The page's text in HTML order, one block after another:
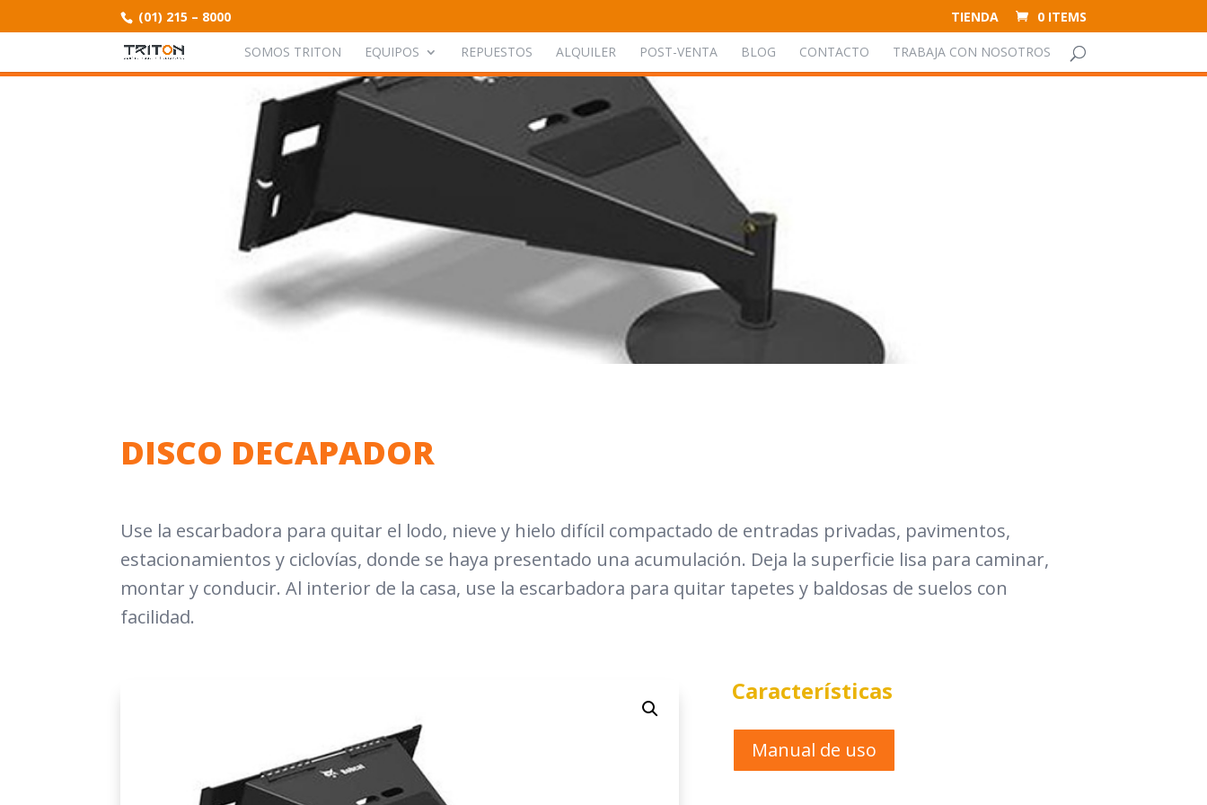
(01) 215 – 8000 TIENDA 0 ITEMS
SOMOS TRITON EQUIPOS REPUESTOS ALQUILER POST-VENTA BLOG CONTACTO TRABAJA CON NOSOTROS
DISCO DECAPADOR
Use la escarbadora para quitar el lodo, nieve y hielo difícil compactado de entradas privadas, pavimentos,
estacionamientos y ciclovías, donde se haya presentado una acumulación. Deja la superficie lisa para caminar,
montar y conducir. Al interior de la casa, use la escarbadora para quitar tapetes y baldosas de suelos con
facilidad.
Características
Manual de uso